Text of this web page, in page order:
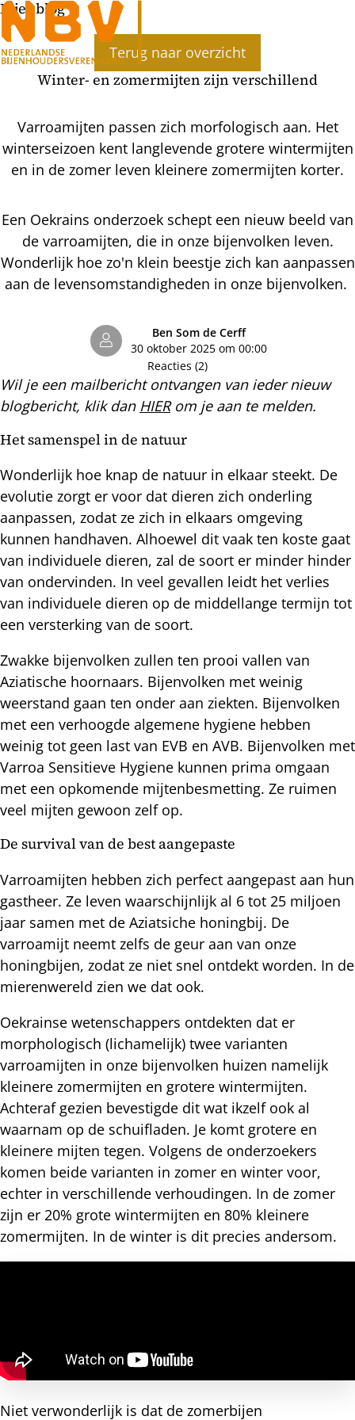
Bijenblog
Terug naar overzicht
Winter- en zomermijten zijn verschillend
Varroamijten passen zich morfologisch aan. Het
winterseizoen kent langlevende grotere wintermijten
en in de zomer leven kleinere zomermijten korter.
Een Oekrains onderzoek schept een nieuw beeld van
de varroamijten, die in onze bijenvolken leven.
Wonderlijk hoe zo'n klein beestje zich kan aanpassen
aan de levensomstandigheden in onze bijenvolken.
Ben Som de Cerff
30 oktober 2025 om 00:00
Reacties (2)
Wil je een mailbericht ontvangen van ieder nieuw
blogbericht, klik dan HIERom je aan te melden.
Het samenspel in de natuur
Wonderlijk hoe knap de natuur in elkaar steekt. De
evolutie zorgt er voor dat dieren zich onderling
aanpassen, zodat ze zich in elkaars omgeving
kunnen handhaven. Alhoewel dit vaak ten koste gaat
van individuele dieren, zal de soort er minder hinder
van ondervinden. In veel gevallen leidt het verlies
van individuele dieren op de middellange termijn tot
een versterking van de soort.
Zwakke bijenvolken zullen ten prooi vallen van
Aziatische hoornaars. Bijenvolken met weinig
weerstand gaan ten onder aan ziekten. Bijenvolken
met een verhoogde algemene hygiene hebben
weinig tot geen last van EVB en AVB. Bijenvolken met
Varroa Sensitieve Hygiene kunnen prima omgaan
met een opkomende mijtenbesmetting. Ze ruimen
veel mijten gewoon zelf op.
De survival van de best aangepaste
Varroamijten hebben zich perfect aangepast aan hun
gastheer. Ze leven waarschijnlijk al 6 tot 25 miljoen
jaar samen met de Aziatsiche honingbij. De
varroamijt neemt zelfs de geur aan van onze
honingbijen, zodat ze niet snel ontdekt worden. In de
mierenwereld zien we dat ook.
Oekrainse wetenschappers ontdekten dat er
morphologisch (lichamelijk) twee varianten
varroamijten in onze bijenvolken huizen namelijk
kleinere zomermijten en grotere wintermijten.
Achteraf gezien bevestigde dit wat ikzelf ook al
waarnam op de schuifladen. Je komt grotere en
kleinere mijten tegen. Volgens de onderzoekers
komen beide varianten in zomer en winter voor,
echter in verschillende verhoudingen. In de zomer
zijn er 20% grote wintermijten en 80% kleinere
zomermijten. In de winter is dit precies andersom.
Niet verwonderlijk is dat de zomerbijen